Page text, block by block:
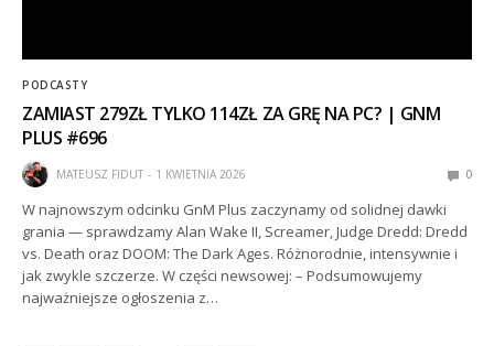
PODCASTY
ZAMIAST 279ZŁ TYLKO 114ZŁ ZA GRĘ NA PC? | GNM
PLUS #696
MATEUSZ FIDUT 1 KWIETNIA 2026 0
W najnowszym odcinku GnM Plus zaczynamy od solidnej dawki
grania — sprawdzamy Alan Wake II, Screamer, Judge Dredd: Dredd
vs. Death oraz DOOM: The Dark Ages. Różnorodnie, intensywnie i
jak zwykle szczerze. W części newsowej: – Podsumowujemy
najważniejsze ogłoszenia z…